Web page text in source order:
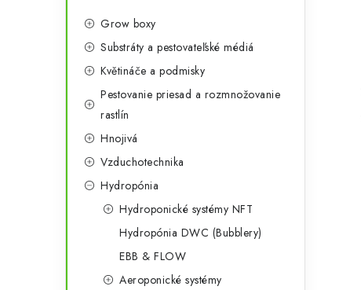
Grow boxy
Substráty a pestovateľské médiá
Květináče a podmisky
Pestovanie priesad a rozmnožovanie
rastlín
Hnojivá
Vzduchotechnika
Hydropónia
Hydroponické systémy NFT
Hydropónia DWC (Bubblery)
EBB & FLOW
Aeroponické systémy